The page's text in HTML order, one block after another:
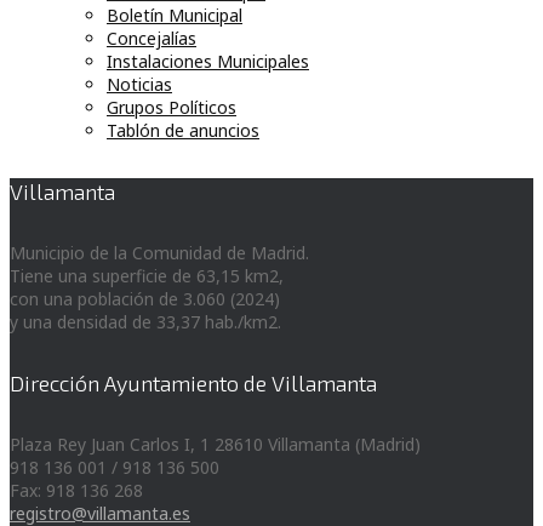
Boletín Municipal
Concejalías
Instalaciones Municipales
Noticias
Grupos Políticos
Tablón de anuncios
Villamanta
Municipio de la Comunidad de Madrid.
Tiene una superficie de 63,15 km2,
con una población de 3.060 (2024)
y una densidad de 33,37 hab./km2.
Dirección Ayuntamiento de Villamanta
Plaza Rey Juan Carlos I, 1 28610 Villamanta (Madrid)
918 136 001 / 918 136 500
Fax: 918 136 268
registro@villamanta.es